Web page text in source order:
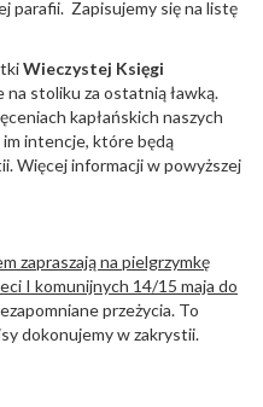
parafii. Zapisujemy się na listę
Wieczystej Księgi
stoliku za ostatnią ławką.
kapłańskich naszych
intencje, które będą
Więcej informacji w powyższej
zapraszają na pielgrzymkę
I komunijnych 14/15 maja do
przeżycia. To
dokonujemy w zakrystii.